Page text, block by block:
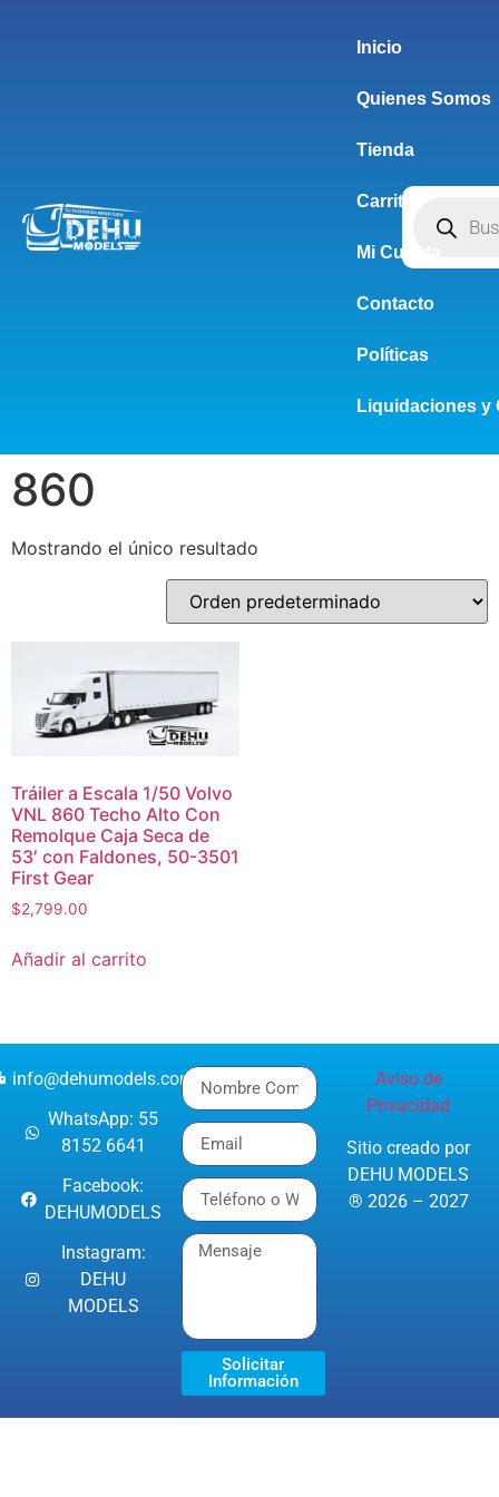
Inicio
Quienes Somos
Tienda
Carrito
Mi Cuenta
Contacto
Políticas
Liquidaciones y
860
Mostrando el único resultado
Tráiler a Escala 1/50 Volvo
VNL 860 Techo Alto Con
Remolque Caja Seca de
53′ con Faldones, 50-3501
First Gear
$2,799.00
Añadir al carrito
info@dehumodels.com
WhatsApp: 55
8152 6641
Facebook:
DEHUMODELS
Instagram:
DEHU
MODELS
Solicitar
Información
Aviso de
Privacidad
Sitio creado por
DEHU MODELS
® 2026 – 2027